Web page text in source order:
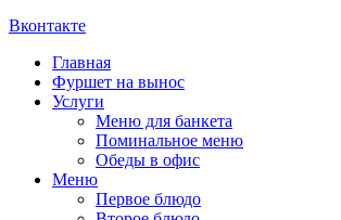
Вконтакте
Главная
Фуршет на вынос
Услуги
Меню для банкета
Поминальное меню
Обеды в офис
Меню
Первое блюдо